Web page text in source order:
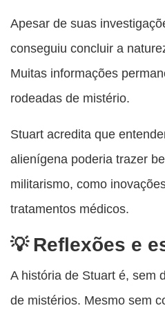
Apesar de suas
conseguiu concluir a
Muitas informações
rodeadas de mistério.
Stuart acredita que
alienígena poderia trazer
militarismo, como
tratamentos médicos.
Reflexões e
A história de Stuart é, sem
de mistérios. Mesmo sem